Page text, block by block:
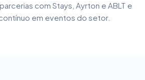
com Stays, Ayrton e ABLT e
em eventos do setor.